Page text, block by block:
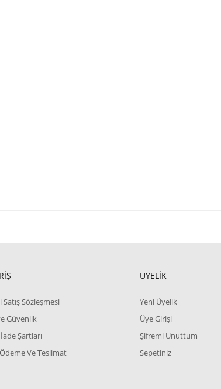
Satış Sözleşmesi
Güvenlik
Şartları
Ve Teslimat
ÜYELİK
Yeni Üyelik
Üye Girişi
Şifremi Unuttum
Sepetiniz